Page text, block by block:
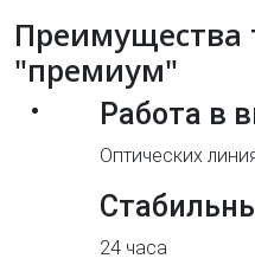
Преимущества
"премиум"
Работа в
Оптических
24 часа